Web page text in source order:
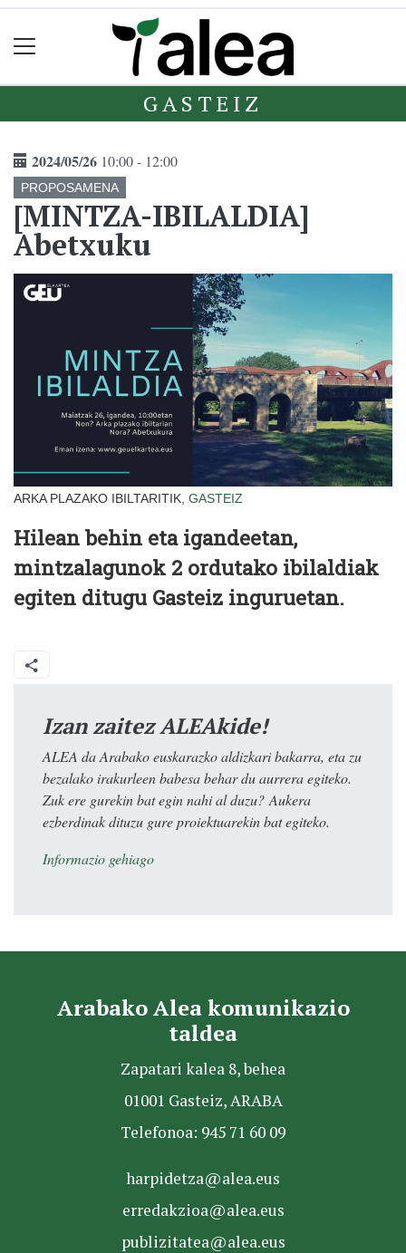
GASTEIZ
2024/05/26 10:00 - 12:00
PROPOSAMENA
[MINTZA-IBILALDIA]
Abetxuku
ARKA PLAZAKO IBILTARITIK, GASTEIZ
Hilean behin eta igandeetan,
mintzalagunok 2 ordutako ibilaldiak
egiten ditugu Gasteiz inguruetan.
Izan zaitez ALEAkide!
ALEA da Arabako euskarazko aldizkari bakarra, eta zu
bezalako irakurleen babesa behar du aurrera egiteko.
Zuk ere gurekin bat egin nahi al duzu? Aukera
ezberdinak dituzu gure proiektuarekin bat egiteko.
Informazio gehiago
Arabako Alea komunikazio
taldea
Zapatari kalea 8, behea
01001 Gasteiz, ARABA
Telefonoa: 945 71 60 09
harpidetza@alea.eus
erredakzioa@alea.eus
publizitatea@alea.eus